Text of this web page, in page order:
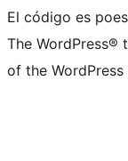
El código es
The WordPress®
of the WordPress